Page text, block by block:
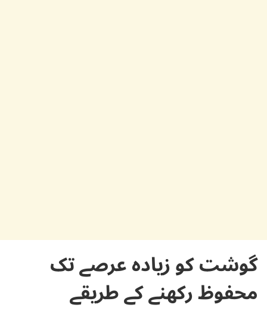
گوشت کو زیادہ عرصے تک
محفوظ رکھنے کے طریقے